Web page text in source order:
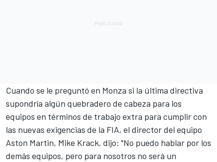
Cuando se le preguntó en Monza si la última directiva
supondría algún quebradero de cabeza para los
equipos en términos de trabajo extra para cumplir con
las nuevas exigencias de la FIA, el director del equipo
Aston Martin, Mike Krack, dijo: "No puedo hablar por los
demás equipos, pero para nosotros no será un